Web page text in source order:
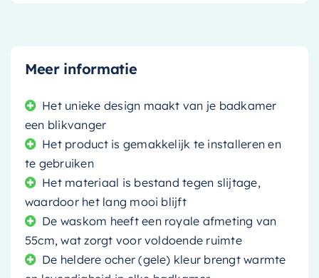
Meer informatie
Het unieke design maakt van je badkamer
een blikvanger
Het product is gemakkelijk te installeren en
te gebruiken
Het materiaal is bestand tegen slijtage,
waardoor het lang mooi blijft
De waskom heeft een royale afmeting van
55cm, wat zorgt voor voldoende ruimte
De heldere ocher (gele) kleur brengt warmte